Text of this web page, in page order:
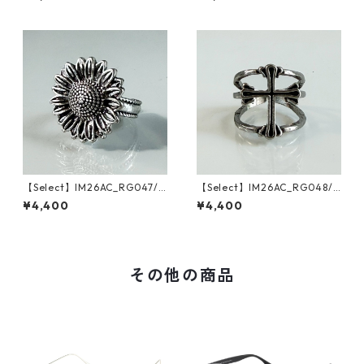
【Select】IM26AC_RG047/
Vintage Sunflower Ring（Sil
ver）
¥4,400
【Select】IM26AC_RG048/
Vintage Cross Line Ring（Si
lver）
¥4,400
その他の商品